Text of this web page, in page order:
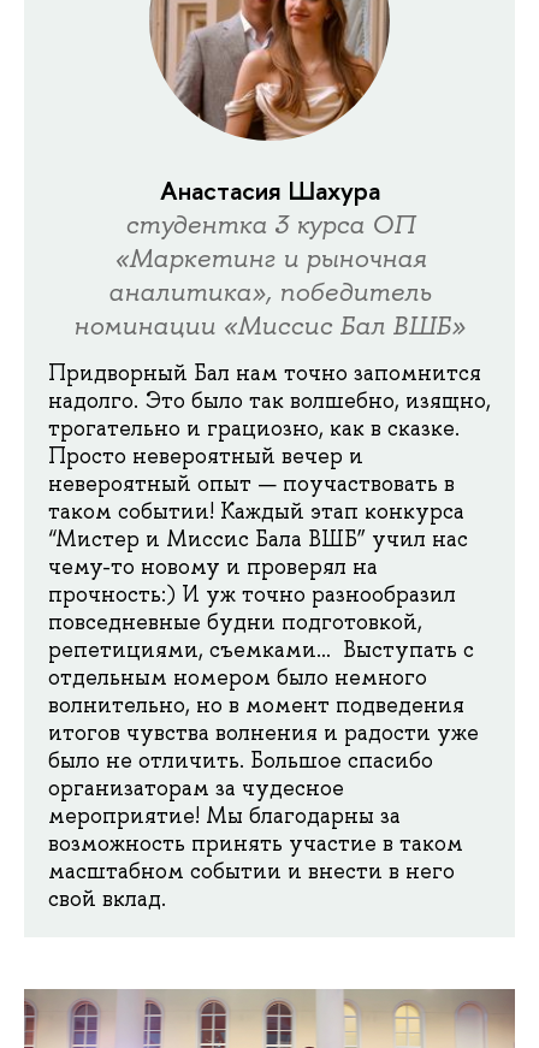
Анастасия Шахура
студентка 3 курса ОП
«Маркетинг и рыночная
аналитика», победитель
номинации «Миссис Бал ВШБ»
Придворный Бал нам точно запомнится
надолго. Это было так волшебно, изящно,
трогательно и грациозно, как в сказке.
Просто невероятный вечер и
невероятный опыт — поучаствовать в
таком событии! Каждый этап конкурса
“Мистер и Миссис Бала ВШБ” учил нас
чему-то новому и проверял на
прочность:) И уж точно разнообразил
повседневные будни подготовкой,
репетициями, съемками… Выступать с
отдельным номером было немного
волнительно, но в момент подведения
итогов чувства волнения и радости уже
было не отличить. Большое спасибо
организаторам за чудесное
мероприятие! Мы благодарны за
возможность принять участие в таком
масштабном событии и внести в него
свой вклад.